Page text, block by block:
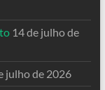
14 de julho de
julho de 2026